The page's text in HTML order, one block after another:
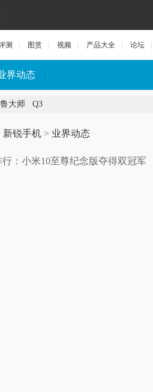
测 图赏 视频 产品大全 论坛
界动态
鲁大师 Q3
新锐手机 > 业界动态